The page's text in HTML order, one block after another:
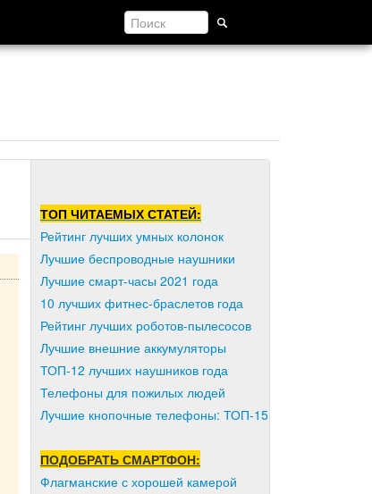
ТОП ЧИТАЕМЫХ СТАТЕЙ:
Рейтинг лучших умных колонок
Лучшие беспроводные наушники
Лучшие смарт-часы 2021 года
10 лучших фитнес-браслетов года
Рейтинг лучших роботов-пылесосов
Лучшие внешние аккумуляторы
ТОП-12 лучших наушников года
Телефоны для пожилых людей
Лучшие кнопочные телефоны: ТОП-15
ПОДОБРАТЬ СМАРТФОН:
Флагманские с хорошей камерой